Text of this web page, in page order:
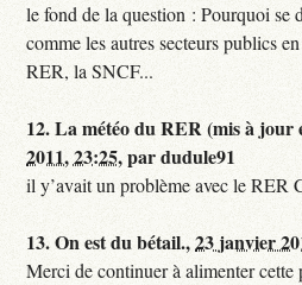
le fond de la question : Pourquoi se
comme les autres secteurs publics
RER, la SNCF...
12.La météo du RER (mis à
2011, 23:25,pardudule91
il y’avait un problème avec le RER
13.On est du bétail.,23 janvier
Merci de continuer à alimenter cette